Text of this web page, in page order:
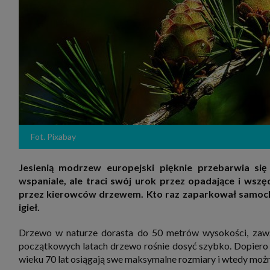
2.
3.
móc
celów.
Na
Fot. Pixabay
Jesienią modrzew europejski pięknie przebarwia
wspaniale, ale traci swój urok przez opadające i
przez kierowców drzewem. Kto raz zaparkował
igieł.
Drzewo w naturze dorasta do 50 metrów wysokości,
początkowych latach drzewo rośnie dosyć szybko.
wieku 70 lat osiągają swe maksymalne rozmiary i wtedy